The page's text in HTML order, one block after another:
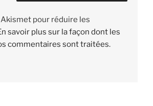
pour réduire les
savoir plus sur la façon dont les
commentaires sont traitées.